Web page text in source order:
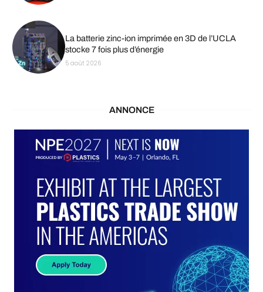
La batterie zinc-ion imprimée en 3D de l’UCLA
stocke 7 fois plus d’énergie
5 août 2026
ANNONCE